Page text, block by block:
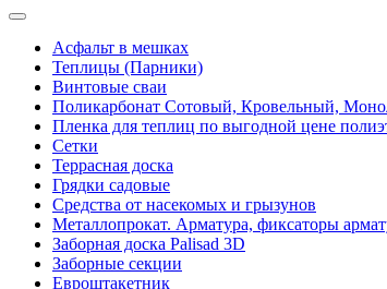
Асфальт в мешках
Теплицы (Парники)
Винтовые сваи
Поликарбонат Сотовый, Кровельный,
Пленка для теплиц по выгодной цене
Сетки
Террасная доска
Грядки садовые
Средства от насекомых и грызунов
Металлопрокат. Арматура, фиксаторы
Заборная доска Palisad 3D
Заборные секции
Евроштакетник